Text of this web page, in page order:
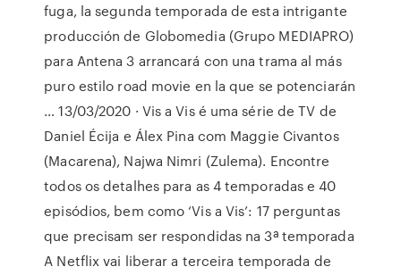
fuga, la segunda temporada de esta intrigante
producción de Globomedia (Grupo MEDIAPRO)
para Antena 3 arrancará con una trama al más
puro estilo road movie en la que se potenciarán
… 13/03/2020 · Vis a Vis é uma série de TV de
Daniel Écija e Álex Pina com Maggie Civantos
(Macarena), Najwa Nimri (Zulema). Encontre
todos os detalhes para as 4 temporadas e 40
episódios, bem como ‘Vis a Vis’: 17 perguntas
que precisam ser respondidas na 3ª temporada
A Netflix vai liberar a terceira temporada de